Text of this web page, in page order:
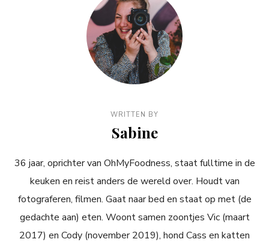
WRITTEN BY
Sabine
36 jaar, oprichter van OhMyFoodness, staat fulltime in de
keuken en reist anders de wereld over. Houdt van
fotograferen, filmen. Gaat naar bed en staat op met (de
gedachte aan) eten. Woont samen zoontjes Vic (maart
2017) en Cody (november 2019), hond Cass en katten